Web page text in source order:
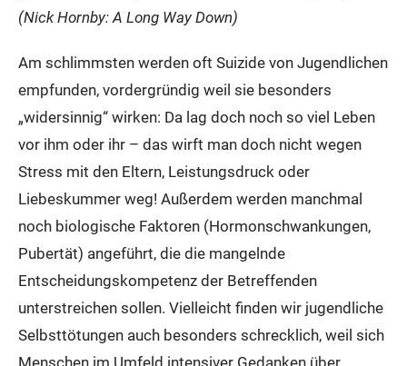
(Nick Hornby: A Long Way Down)
Am schlimmsten werden oft Suizide von Jugendlichen
empfunden, vordergründig weil sie besonders
„widersinnig“ wirken: Da lag doch noch so viel Leben
vor ihm oder ihr – das wirft man doch nicht wegen
Stress mit den Eltern, Leistungsdruck oder
Liebeskummer weg! Außerdem werden manchmal
noch biologische Faktoren (Hormonschwankungen,
Pubertät) angeführt, die die mangelnde
Entscheidungskompetenz der Betreffenden
unterstreichen sollen. Vielleicht finden wir jugendliche
Selbsttötungen auch besonders schrecklich, weil sich
Menschen im Umfeld intensiver Gedanken über